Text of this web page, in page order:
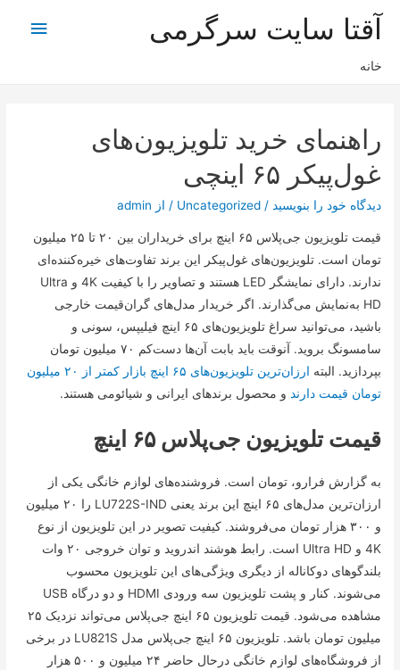
آقتا سایت سرگرمی
خانه
راهنمای خرید تلویزیون‌های
غول‌پیکر ۶۵ اینچی
دیدگاه‌ خود را بنویسید /
Uncategorized / از admin
قیمت تلویزیون جی‌پلاس ۶۵ اینچ برای خریداران بین ۲۰ تا ۲۵ میلیون
تومان است. تلویزیون‌های غول‌پیکر این برند تفاوت‌های خیره‌کننده‌ای
ندارند. دارای نمایشگر LED هستند و تصاویر را با کیفیت 4K و Ultra
HD به‌نمایش می‌گذارند. اگر خریدار مدل‌های گران‌قیمت خارجی
باشید، می‌توانید سراغ تلویزیون‌های ۶۵ اینچ فیلیپس، سونی و
سامسونگ بروید. آنوقت باید بابت آن‌ها دست‌کم ۷۰ میلیون تومان
بپردازید. البته
ارزان‌ترین تلویزیون‌های ۶۵ اینچ بازار کمتر از ۲۰ میلیون
تومان قیمت دارند و محصول برند‌های ایرانی و شیائومی هستند.
قیمت تلویزیون جی‌پلاس ۶۵ اینچ
به گزارش فرارو، تومان است. فروشنده‌های لوازم خانگی یکی از
ارزان‌ترین مدل‌های ۶۵ اینچ این برند یعنی LU722S-IND را ۲۰ میلیون
و ۳۰۰ هزار تومان می‌فروشند. کیفیت تصویر در این تلویزیون از نوع
4K و Ultra HD است. رابط هوشند اندروید و توان خروجی ۲۰ وات
بلندگو‌های دوکاناله از دیگری ویژگی‌های این تلویزیون محسوب
می‌شوند. کنار و پشت تلویزیون سه ورودی HDMI و دو درگاه USB
مشاهده می‌شود. قیمت تلویزیون ۶۵ اینچ جی‌پلاس می‌تواند نزدیک ۲۵
میلیون تومان باشد. تلویزیون ۶۵ اینچ جی‌پلاس مدل LU821S در برخی
از فروشگاه‌های لوازم خانگی درحال حاضر ۲۴ میلیون و ۵۰۰ هزار